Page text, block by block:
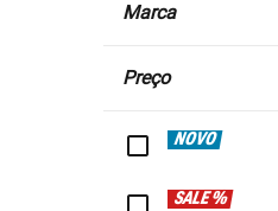
Marca
Preço
NOVO
SALE %